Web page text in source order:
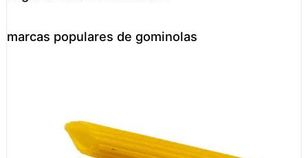
marcas populares de gominolas